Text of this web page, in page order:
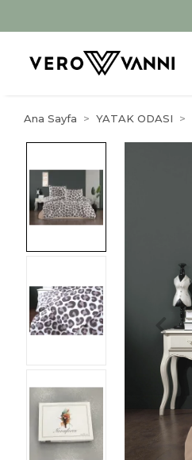
Ana Sayfa YATAK ODASI